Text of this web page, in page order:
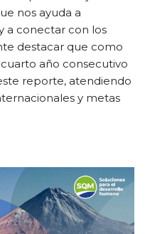
nos ayuda a
a conectar con los
destacar que como
año consecutivo
reporte, atendiendo
y metas